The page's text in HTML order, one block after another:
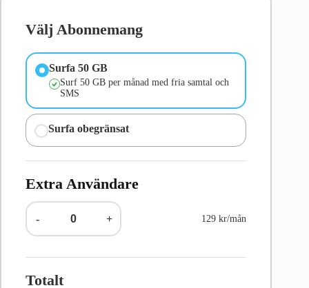
Välj Abonnemang
Surfa 50 GB
Surf 50 GB per månad med fria samtal och
SMS
Surfa obegränsat
Extra Användare
- + 129 kr/mån
Totalt